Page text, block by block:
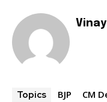
Topics BJP CM